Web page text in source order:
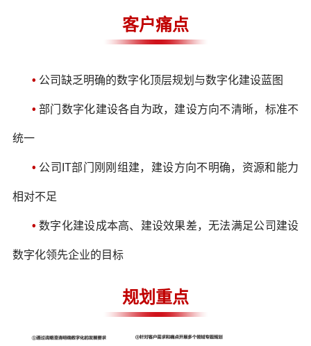
客户痛点
• 公司缺乏明确的数字化顶层规划与数字化建设蓝图
• 部门数字化建设各自为政，建设方向不清晰，标准不
统一
• 公司IT部门刚刚组建，建设方向不明确，资源和能力
相对不足
• 数字化建设成本高、建设效果差，无法满足公司建设
数字化领先企业的目标
规划重点